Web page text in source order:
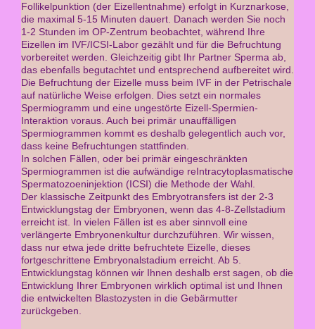
Follikelpunktion (der Eizellentnahme) erfolgt in Kurznarkose,
die maximal 5-15 Minuten dauert. Danach werden Sie noch
1-2 Stunden im OP-Zentrum beobachtet, während Ihre
Eizellen im IVF/ICSI-Labor gezählt und für die Befruchtung
vorbereitet werden. Gleichzeitig gibt Ihr Partner Sperma ab,
das ebenfalls begutachtet und entsprechend aufbereitet wird.
Die Befruchtung der Eizelle muss beim IVF in der Petrischale
auf natürliche Weise erfolgen. Dies setzt ein normales
Spermiogramm und eine ungestörte Eizell-Spermien-
Interaktion voraus. Auch bei primär unauffälligen
Spermiogrammen kommt es deshalb gelegentlich auch vor,
dass keine Befruchtungen stattfinden.
In solchen Fällen, oder bei primär eingeschränkten
Spermiogrammen ist die aufwändige reIntracytoplasmatische
Spermatozoeninjektion (ICSI) die Methode der Wahl.
Der klassische Zeitpunkt des Embryotransfers ist der 2-3
Entwicklungstag der Embryonen, wenn das 4-8-Zellstadium
erreicht ist. In vielen Fällen ist es aber sinnvoll eine
verlängerte Embryonenkultur durchzuführen. Wir wissen,
dass nur etwa jede dritte befruchtete Eizelle, dieses
fortgeschrittene Embryonalstadium erreicht. Ab 5.
Entwicklungstag können wir Ihnen deshalb erst sagen, ob die
Entwicklung Ihrer Embryonen wirklich optimal ist und Ihnen
die entwickelten Blastozysten in die Gebärmutter
zurückgeben.